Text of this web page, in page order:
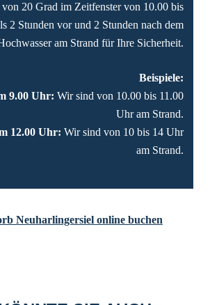
20 Grad im Zeitfenster von 10.00 bis
2 Stunden vor und 2 Stunden nach dem
am Strand für Ihre Sicherheit.
Beispiele:
9.00 Uhr: Wir sind von 10.00 bis 11.00
Uhr am Strand.
12.00 Uhr: Wir sind von 10 bis 14 Uhr
am Strand.